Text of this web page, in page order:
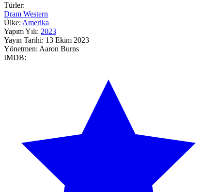
Türler:
Dram Western
Ülke: Amerika
Yapım Yılı: 2023
Yayın Tarihi: 13 Ekim 2023
Yönetmen: Aaron Burns
IMDB: